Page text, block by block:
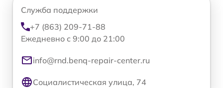
Служба поддержки
+7 (863) 209-71-88
Ежедневно с 9:00 до 21:00
info@rnd.benq-repair-center.ru
Социалистическая улица, 74